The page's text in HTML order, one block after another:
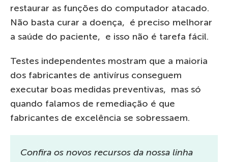
restaurar as funções do computador atacado.
Não basta curar a doença, é preciso melhorar
a saúde do paciente, e isso não é tarefa fácil.
Testes independentes mostram que a maioria
dos fabricantes de antivírus conseguem
executar boas medidas preventivas, mas só
quando falamos de remediação é que
fabricantes de excelência se sobressaem.
Confira os novos recursos da nossa linha